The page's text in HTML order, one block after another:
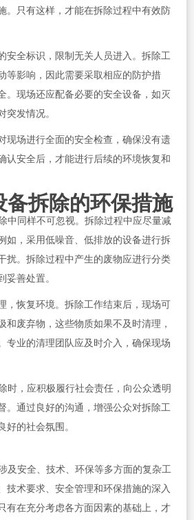
。只有这样，才能在拆除过程中有效防
安全标识，限制无关人员进入。拆除工
等影响，因此需要采取相应的防护措
。现场还应配备必要的安全设备，如灭
突发情况。
现场进行全面的安全检查，确保没有遗
认安全后，才能进行后续的环境恢复和
备拆除的环保措施
中同样不可忽视。拆除过程中应尽量减
如，采用低噪音、低排放的设备进行拆
扰。拆除过程中产生的废物应进行分类
妥善处置。
，恢复环境。拆除工作结束后，现场可
和废弃物，这些物质如果不及时清理，
专业的清理团队应及时介入，确保现场
时，应积极履行社会责任，向公众透明
。通过良好的沟通，增强公众对拆除工
好的社会氛围。
及安全、技术、环保等多方面的复杂工
技术要求、安全管理和环保措施的深入
有在充分考虑各方面因素的基础上，才